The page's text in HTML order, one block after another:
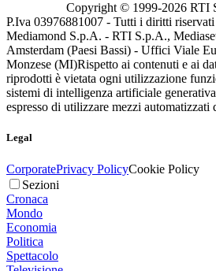
Copyright © 1999-2026 RTI
P.Iva 03976881007 - Tutti i diritti
Mediamond S.p.A. - RTI S.p.A.,
Amsterdam (Paesi Bassi) - Uffici Viale
Monzese (MI)Rispetto ai contenuti e ai
riprodotti è vietata ogni utilizzazione
sistemi di intelligenza artificiale
espresso di utilizzare mezzi automatizzati
Legal
CorporatePrivacy PolicyCookie Policy
Sezioni
Cronaca
Mondo
Economia
Politica
Spettacolo